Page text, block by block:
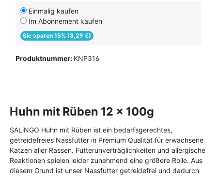
Einmalig kaufen
Im Abonnement kaufen
Sie sparen 15% (3,29 €)
Produktnummer: KNP316
Huhn mit Rüben 12 x 100g
SALiNGO Huhn mit Rüben ist ein bedarfsgerechtes,
getreidefreies Nassfutter in Premium Qualität für erwachsene
Katzen aller Rassen. Futterunverträglichkeiten und allergische
Reaktionen spielen leider zunehmend eine größere Rolle. Aus
diesem Grund ist unser Nassfutter getreidefrei und dadurch